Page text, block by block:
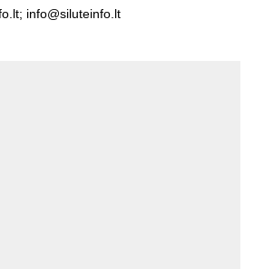
; info@siluteinfo.lt